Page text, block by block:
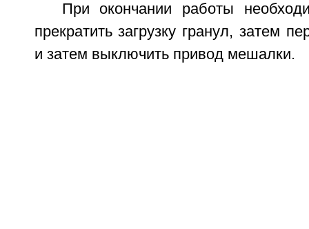
При окончании работы
прекратить загрузку гранул, затем
и затем выключить привод мешалки.